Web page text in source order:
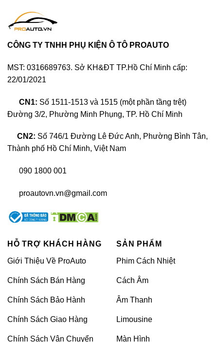
Bộ kích bình ô tô đa năng được sử dụng rộng
rãi hiện nay, sản phẩm có trọng lượng nhỏ
nhẹ, sử dụng điện 12V trên xe ô tô, rất nhạy và
Bộ kích bình ô tô đa năng dùng sạc điện thoại,
máy tính bảng, máy tính xách tay, camera,
CÔNG TY TNHH PHỤ KIỆN Ô TÔ PROAUTO
MST: 0316689763. Sở KH&ĐT TP.Hồ Chí Minh cấp:
22/01/2021
CN1: Số 1511-1513 và 1515 (một phần tầng trệt)
Đường 3/2, Phường Minh Phụng, TP. Hồ Chí Minh
CN2: Số 746/1 Đường Lê Đức Anh, Phường Bình Tân,
Thành phố Hồ Chí Minh, Việt Nam
090 1800 001
proautovn.vn@gmail.com
HỖ TRỢ KHÁCH HÀNG
Giới Thiệu Về ProAuto
Chính Sách Bán Hàng
Chính Sách Bảo Hành
Chính Sách Giao Hàng
Chính Sách Vận Chuyển
SẢN PHẨM
Phim Cách Nhiệt
Cách Âm
Âm Thanh
Limousine
Màn Hình